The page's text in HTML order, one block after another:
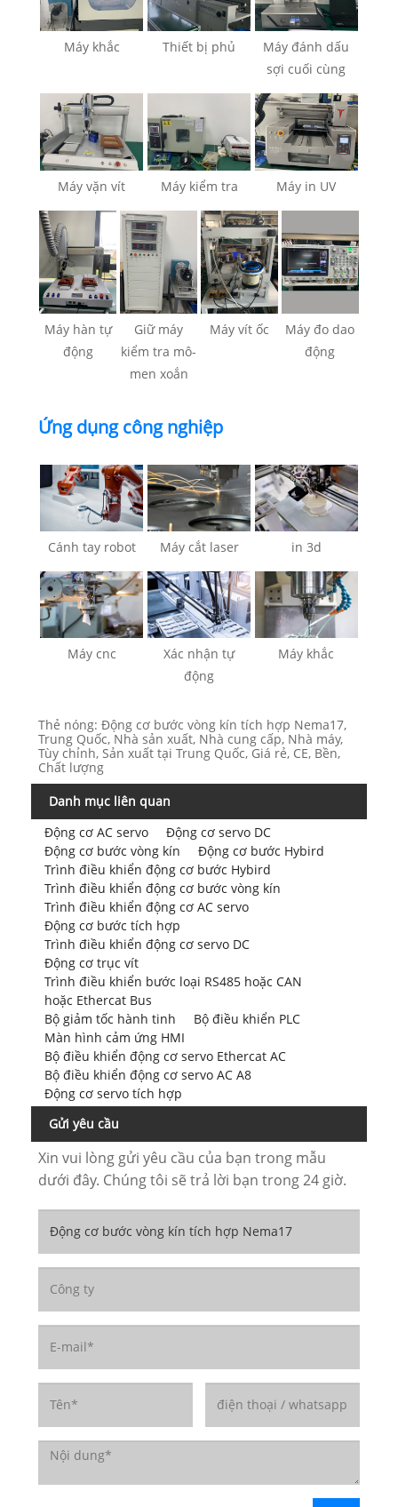
Máy khắc Thiết bị phủ
Máy đánh dấu
sợi cuối cùng
Máy vặn vít Máy kiểm tra Máy in UV
Máy hàn tự
động
Giữ máy
kiểm tra mô-
men xoắn
Máy vít ốc
Máy đo dao
động
Ứng dụng công nghiệp
Cánh tay robot Máy cắt laser in 3d
Máy cnc
Xác nhận tự
động
Máy khắc
Thẻ nóng: Động cơ bước vòng kín tích hợp Nema17,
Trung Quốc, Nhà sản xuất, Nhà cung cấp, Nhà máy,
Tùy chỉnh, Sản xuất tại Trung Quốc, Giá rẻ, CE, Bền,
Chất lượng
Danh mục liên quan
Động cơ AC servo
Động cơ servo DC
Động cơ bước vòng kín
Động cơ bước Hybird
Trình điều khiển động cơ bước Hybird
Trình điều khiển động cơ bước vòng kín
Trình điều khiển động cơ AC servo
Động cơ bước tích hợp
Trình điều khiển động cơ servo DC
Động cơ trục vít
Trình điều khiển bước loại RS485 hoặc CAN
hoặc Ethercat Bus
Bộ giảm tốc hành tinh
Bộ điều khiển PLC
Màn hình cảm ứng HMI
Bộ điều khiển động cơ servo Ethercat AC
Bộ điều khiển động cơ servo AC A8
Động cơ servo tích hợp
Gửi yêu cầu
Xin vui lòng gửi yêu cầu của bạn trong mẫu
dưới đây. Chúng tôi sẽ trả lời bạn trong 24 giờ.